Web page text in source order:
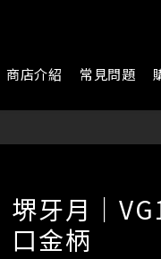
商店介紹 常見問題
堺牙月｜
口金柄